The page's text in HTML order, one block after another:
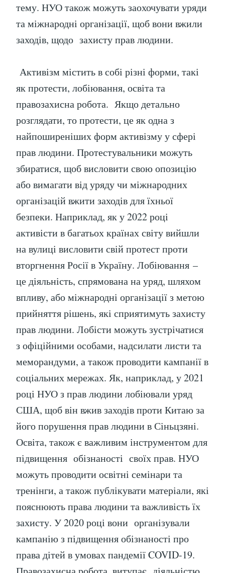
тему. НУО також можуть заохочувати уряди
та міжнародні організації, щоб вони вжили
заходів, щодо захисту прав людини.
Активізм містить в собі різні форми, такі
як протести, лобіювання, освіта та
правозахисна робота. Якщо детально
розглядати, то протести, це як одна з
найпоширеніших форм активізму у сфері
прав людини. Протестувальники можуть
збиратися, щоб висловити свою опозицію
або вимагати від уряду чи міжнародних
організацій вжити заходів для їхньої
безпеки. Наприклад, як у 2022 році
активісти в багатьох країнах світу вийшли
на вулиці висловити свій протест проти
вторгнення Росії в Україну. Лобіювання –
це діяльність, спрямована на уряд, шляхом
впливу, або міжнародні організації з метою
прийняття рішень, які сприятимуть захисту
прав людини. Лобісти можуть зустрічатися
з офіційними особами, надсилати листи та
меморандуми, а також проводити кампанії в
соціальних мережах. Як, наприклад, у 2021
році НУО з прав людини лобіювали уряд
США, щоб він вжив заходів проти Китаю за
його порушення прав людини в Сіньцзяні.
Освіта, також є важливим інструментом для
підвищення обізнаності своїх прав. НУО
можуть проводити освітні семінари та
тренінги, а також публікувати матеріали, які
пояснюють права людини та важливість їх
захисту. У 2020 році вони організували
кампанію з підвищення обізнаності про
права дітей в умовах пандемії COVID-19.